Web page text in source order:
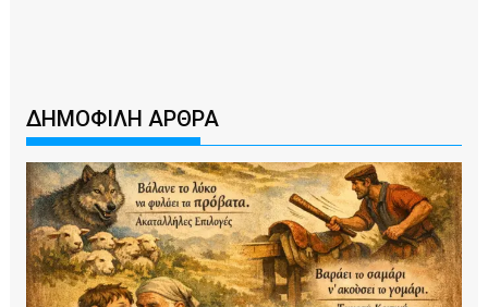
ΔΗΜΟΦΙΛΗ ΑΡΘΡΑ